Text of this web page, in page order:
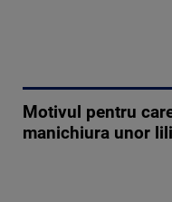
Motivul pentru
manichiura unor